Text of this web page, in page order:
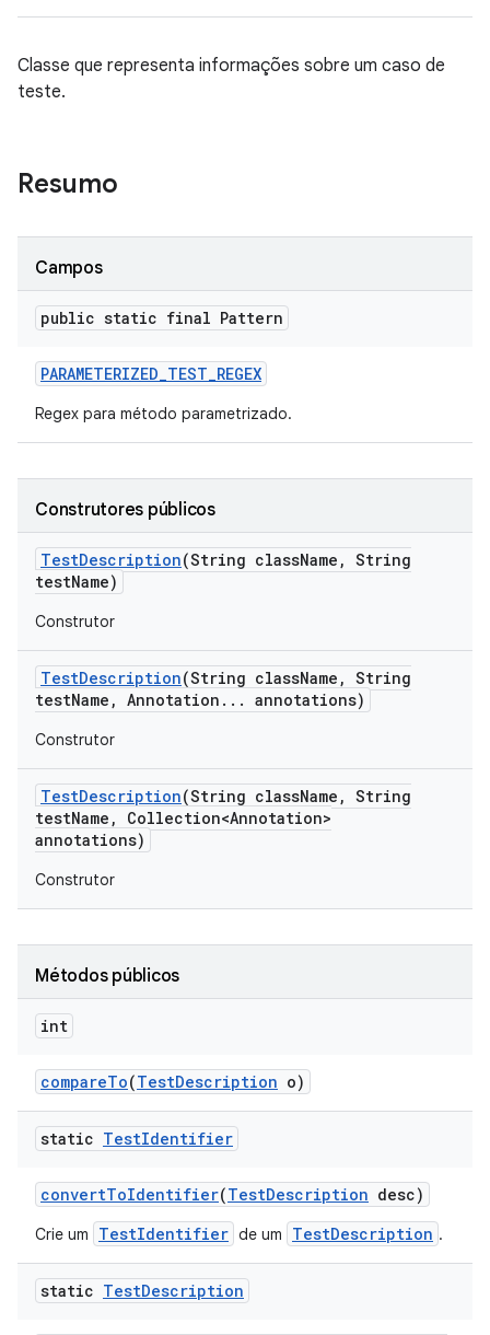
Classe que representa informações sobre um caso de
teste.
Resumo
Campos
public static final Pattern
PARAMETERIZED_TEST_REGEX
Regex para método parametrizado.
Construtores públicos
TestDescription(String className , String
testName)
Construtor
TestDescription(String className , String
testName , Annotation . . . annotations)
Construtor
TestDescription(String className , String
testName ,
Collection<Annotation>
annotations)
Construtor
Métodos públicos
int
compareTo(TestDescription o)
static TestIdentifier
convertToIdentifier(TestDescription desc)
Crie um TestIdentifier de um TestDescription .
static TestDescription